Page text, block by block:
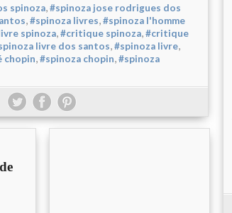
spinoza,#spinoza jose rodrigues dos
,#spinoza livres,#spinoza l'homme
spinoza,#critique spinoza,#critique
livre dos santos,#spinoza livre,
chopin,#spinoza chopin,#spinoza